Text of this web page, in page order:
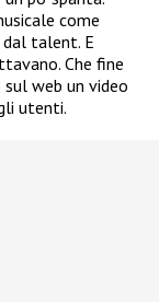
come
dal talent. E
Che fine
web un video
utenti.